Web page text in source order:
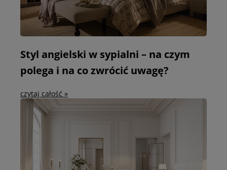
Styl angielski w sypialni – na czym
polega i na co zwrócić uwagę?
czytaj całość »